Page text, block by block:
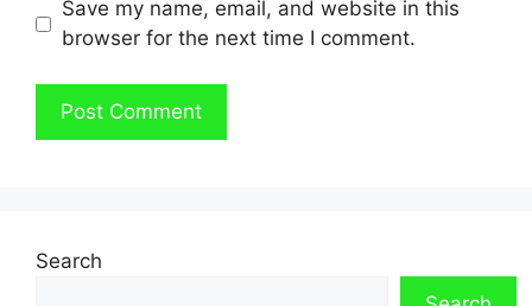
Save my name, email, and website in this
browser for the next time I comment.
Search